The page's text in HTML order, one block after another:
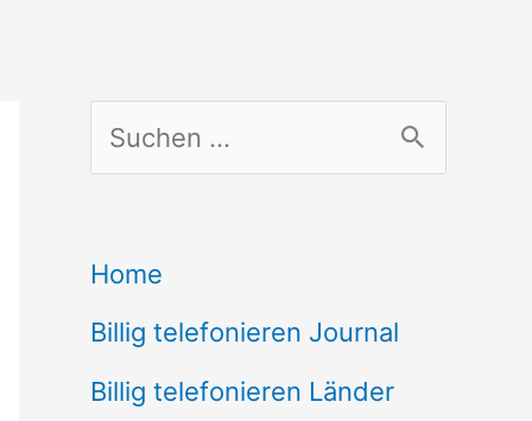
u
h
e
n
Home
Billig telefonieren Journal
Billig telefonieren Länder